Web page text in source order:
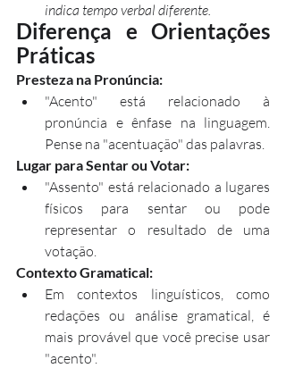
indica tempo verbal diferente.
Diferença e Orientações
Práticas
Presteza na Pronúncia:
"Acento" está relacionado à
pronúncia e ênfase na linguagem.
Pense na "acentuação" das palavras.
Lugar para Sentar ou Votar:
"Assento" está relacionado a lugares
físicos para sentar ou pode
representar o resultado de uma
votação.
Contexto Gramatical:
Em contextos linguísticos, como
redações ou análise gramatical, é
mais provável que você precise usar
"acento".